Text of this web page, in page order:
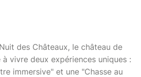
des Châteaux, le château de
vivre deux expériences uniques :
immersive" et une "Chasse au